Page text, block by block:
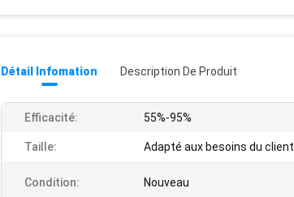
Détail Infomation Description De Produit
Efficacité: 55%-95%
Taille: Adapté aux besoins du client
Condition: Nouveau